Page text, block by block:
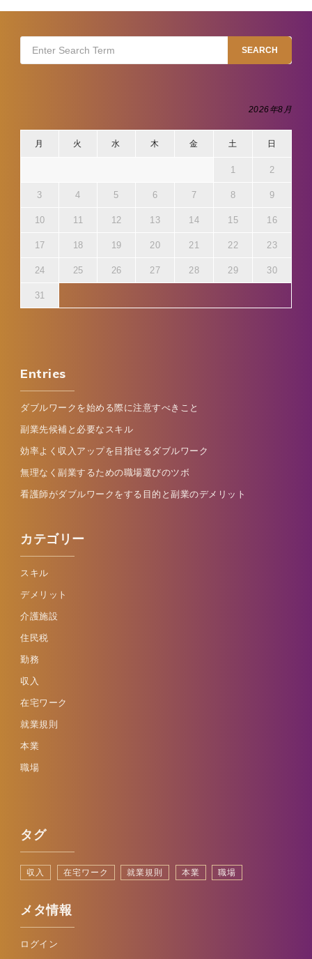
for:
SEARCH
2026年8月
月 火 水 木 金 土 日
1 2
3 4 5 6 7 8 9
10 11 12 13 14 15 16
17 18 19 20 21 22 23
24 25 26 27 28 29 30
31
Entries
ダブルワークを始める際に注意すべきこと
副業先候補と必要なスキル
効率よく収入アップを目指せるダブルワーク
無理なく副業するための職場選びのツボ
看護師がダブルワークをする目的と副業のデメリット
カテゴリー
スキル
デメリット
介護施設
住民税
勤務
収入
在宅ワーク
就業規則
本業
職場
タグ
収入 在宅ワーク 就業規則 本業 職場
メタ情報
ログイン